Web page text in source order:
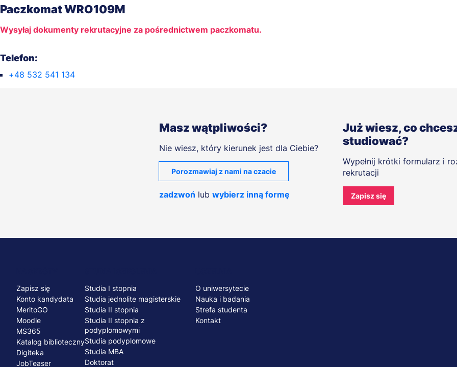
Paczkomat WRO109M
Wysyłaj dokumenty rekrutacyjne za pośrednictwem paczkomatu.
Telefon:
+48 532 541 134
Masz wątpliwości?
Nie wiesz, który kierunek jest dla Ciebie?
Porozmawiaj z nami na czacie
zadzwoń lub wybierz inną formę
Już wiesz, co
studiować?
Wypełnij krótki formularz i
rekrutacji
Zapisz się
Menu
stopka
Zapisz się
Konto kandydata
MeritoGO
Moodle
MS365
Katalog biblioteczny
Digiteka
JobTeaser
Studia I stopnia
Studia jednolite magisterskie
Studia II stopnia
Studia II stopnia z
podyplomowymi
Studia podyplomowe
Studia MBA
Doktorat
O uniwersytecie
Nauka i badania
Strefa studenta
Kontakt